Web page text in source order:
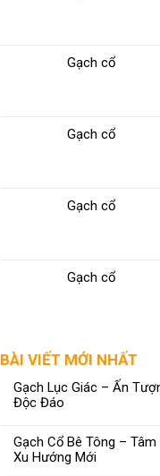
Gạch cổ
Gạch cổ
Gạch cổ
Gạch cổ
BÀI VIẾT MỚI NHẤT
Gạch Lục Giác – Ấn
Độc Đáo
Gạch Cổ Bê Tông –
Xu Hướng Mới